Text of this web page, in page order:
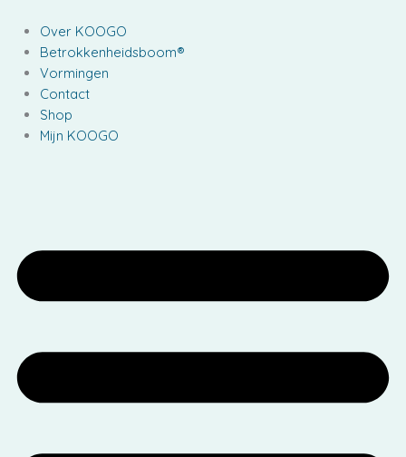
naar
inhoud
Over KOOGO
Betrokkenheidsboom®
Vormingen
Contact
Shop
Mijn KOOGO